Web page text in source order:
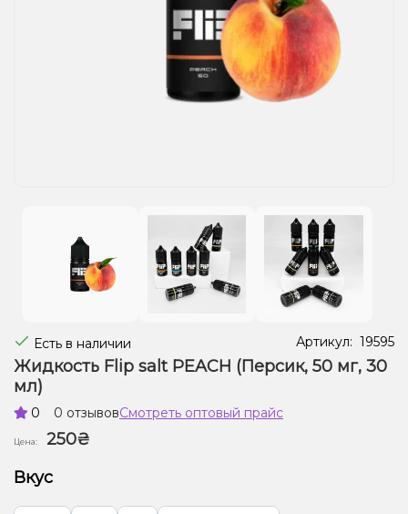
Жидкости для электронных сигарет
Есть в наличии Артикул: 19595
Жидкость Flip salt PEACH (Персик, 50 мг, 30
мл)
0 0 отзывовСмотреть оптовый прайс
Цена:
250₴
Вкус